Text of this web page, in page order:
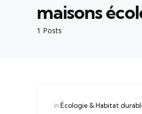
1 Posts
maisons
Categories
Posted
inÉcologie & Habitat